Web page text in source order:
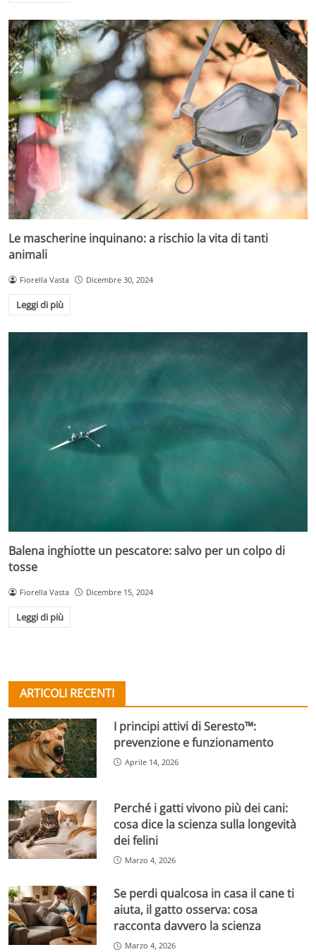
Le mascherine inquinano: a rischio la vita di tanti
animali
Fiorella Vasta Dicembre 30, 2024
Leggi di più
Balena inghiotte un pescatore: salvo per un colpo di
tosse
Fiorella Vasta Dicembre 15, 2024
Leggi di più
ARTICOLI RECENTI
I principi attivi di Seresto™:
prevenzione e funzionamento
Aprile 14, 2026
Perché i gatti vivono più dei cani:
cosa dice la scienza sulla longevità
dei felini
Marzo 4, 2026
Se perdi qualcosa in casa il cane ti
aiuta, il gatto osserva: cosa
racconta davvero la scienza
Marzo 4, 2026